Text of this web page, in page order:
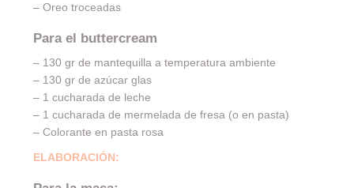
– Oreo troceadas
Para el buttercream
– 130 gr de mantequilla a temperatura ambiente
– 130 gr de azúcar glas
– 1 cucharada de leche
– 1 cucharada de mermelada de fresa (o en pasta)
– Colorante en pasta rosa
ELABORACIÓN: